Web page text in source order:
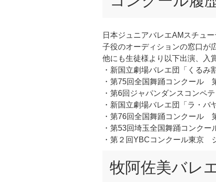
日本ジュニアバレエAMスチュ
子役のオーディションの窓口が
他にも生徒様より以下出演、入
・新国立劇場バレエ団「くるみ
・第75回全国舞踊コンクール
・第6回ジャパンダンスコン
・新国立劇場バレエ団「ラ・
・第76回全国舞踊コンクール
・第53回埼玉全国舞踊コンク
・第２回YBCコンクール東京
牧阿佐美バレ